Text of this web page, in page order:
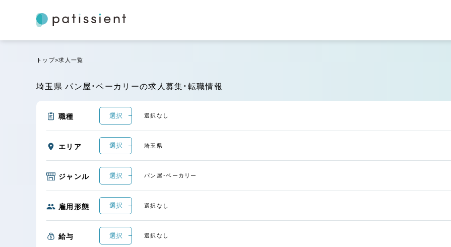
トップ 求人一覧
埼玉県 パン屋・ベーカリーの求人募集・転職情報
職種 選択 選択なし
エリア 選択 埼玉県
ジャンル 選択 パン屋・ベーカリー
雇用形態 選択 選択なし
給与 選択 選択なし